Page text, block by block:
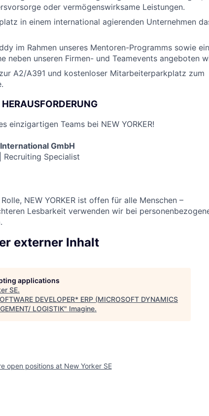
oder vermögenswirksame Leistungen.
in einem international agierenden Unternehmen
im Rahmen unseres Mentoren-Programms sowie
neben unseren Firmen- und Teamevents angeboten
A2/A391 und kostenloser Mitarbeiterparkplatz zum
einzigartigen Teams bei NEW YORKER!
GmbH
Recruiting Specialist
NEW YORKER ist offen für alle Menschen –
Lesbarkeit verwenden wir bei
externer Inhalt
applications
SE.
DEVELOPER* ERP (MICROSOFT DYNAMICS
LOGISTIK" Imagine.
open positions at New Yorker SE